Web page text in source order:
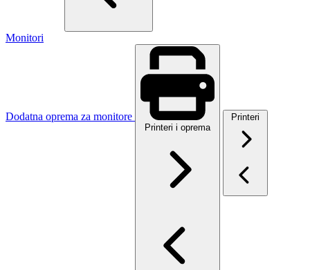
Monitori
Dodatna oprema za monitore
Printeri i oprema
Printeri